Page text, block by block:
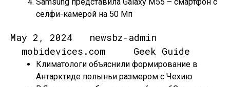
селфи-камерой на 50 Мп
May 2, 2024 newsbz-admin
mobidevices.com Geek Guide
Климатологи объяснили формирование в
Антарктиде полыньи размером с Чехию